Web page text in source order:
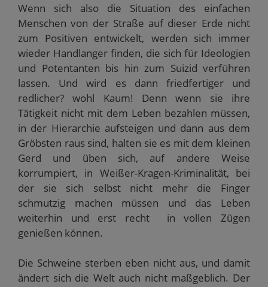
Wenn sich also die Situation des einfachen
Menschen von der Straße auf dieser Erde nicht
zum Positiven entwickelt, werden sich immer
wieder Handlanger finden, die sich für Ideologien
und Potentanten bis hin zum Suizid verführen
lassen. Und wird es dann friedfertiger und
redlicher? wohl Kaum! Denn wenn sie ihre
Tätigkeit nicht mit dem Leben bezahlen müssen,
in der Hierarchie aufsteigen und dann aus dem
Gröbsten raus sind, halten sie es mit dem kleinen
Gerd und üben sich, auf andere Weise
korrumpiert, in Weißer-Kragen-Kriminalität, bei
der sie sich selbst nicht mehr die Finger
schmutzig machen müssen und das Leben
weiterhin und erst recht in vollen Zügen
genießen können.
Die Schweine sterben eben nicht aus, und damit
ändert sich die Welt auch nicht maßgeblich. Der